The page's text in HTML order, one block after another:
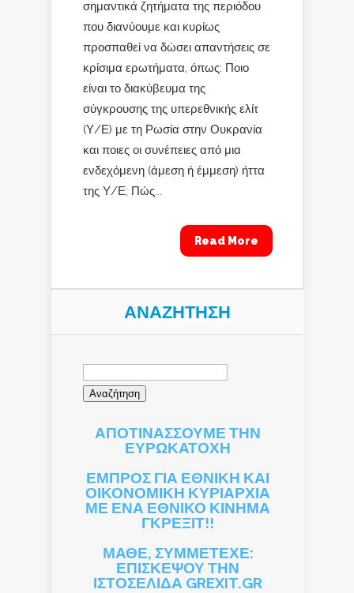
σημαντικά ζητήματα της περιόδου
που διανύουμε και κυρίως
προσπαθεί να δώσει απαντήσεις σε
κρίσιμα ερωτήματα, όπως: Ποιο
είναι το διακύβευμα της
σύγκρουσης της υπερεθνικής ελίτ
(Υ/Ε) με τη Ρωσία στην Ουκρανία
και ποιες οι συνέπειες από μια
ενδεχόμενη (άμεση ή έμμεση) ήττα
της Υ/Ε; Πώς...
Read More
ΑΝΑΖΉΤΗΣΗ
Αναζήτηση
ΑΠΟΤΙΝΑΣΣΟΥΜΕ ΤΗΝ
ΕΥΡΩΚΑΤΟΧΗ
ΕΜΠΡΟΣ ΓΙΑ ΕΘΝΙΚΗ ΚΑΙ
ΟΙΚΟΝΟΜΙΚΗ ΚΥΡΙΑΡΧΙΑ
ΜΕ ΕΝΑ ΕΘΝΙΚΟ ΚΙΝΗΜΑ
ΓΚΡΕΞΙΤ!!
ΜΑΘΕ, ΣΥΜΜΕΤΕΧΕ:
ΕΠΙΣΚΕΨΟΥ ΤΗΝ
ΙΣΤΟΣΕΛΙΔΑ GREXIT.GR